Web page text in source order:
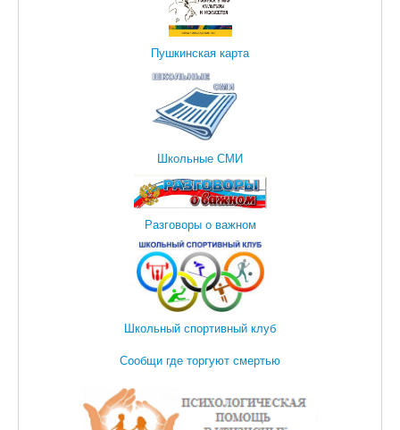
Пушкинская карта
Школьные СМИ
Разговоры о важном
Школьный спортивный клуб
Сообщи где торгуют смертью